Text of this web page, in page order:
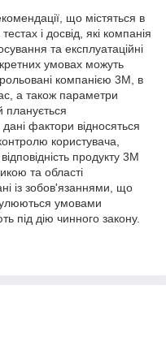
що містяться в
і досвід, які компанія
та експлуатаційні
умовах можуть
компанією 3М, в
а також параметри
планується
фактори відносяться
користувача,
продукту 3М
та області
із зобов'язаннями, що
умовами
під дію чинного закону.